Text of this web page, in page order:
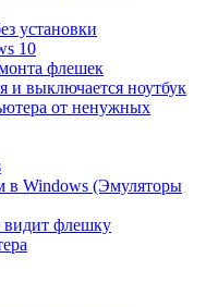
установки
10
флешек
и выключается ноутбук
от ненужных
в Windows (Эмуляторы
видит флешку